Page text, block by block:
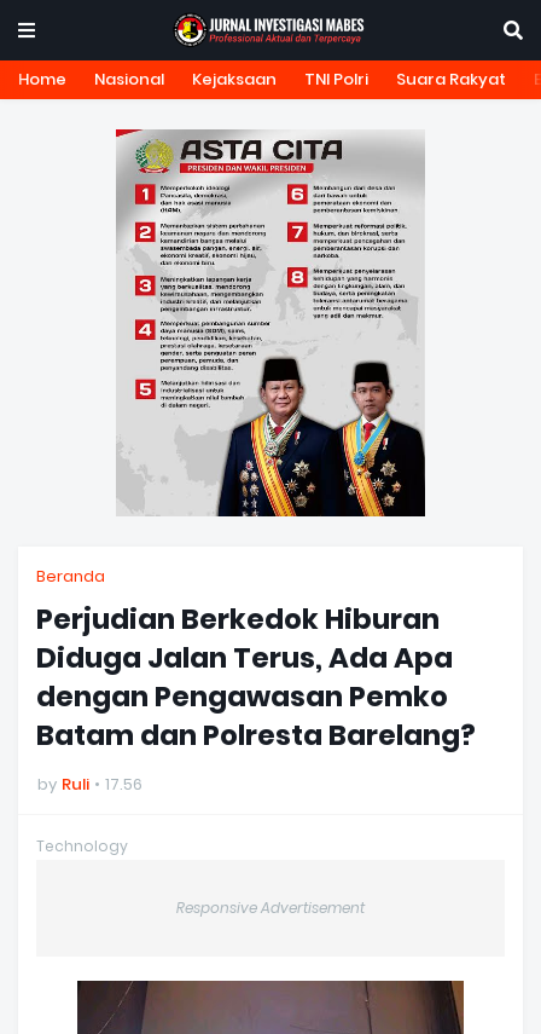
Home Nasional Kejaksaan TNI Polri Suara Rakyat
Beranda
Perjudian Berkedok Hiburan
Diduga Jalan Terus, Ada Apa
dengan Pengawasan Pemko
Batam dan Polresta Barelang?
by Ruli 17.56
Technology
Responsive Advertisement